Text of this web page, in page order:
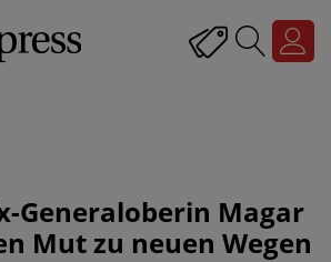
Generaloberin Magar
Mut zu neuen Wegen